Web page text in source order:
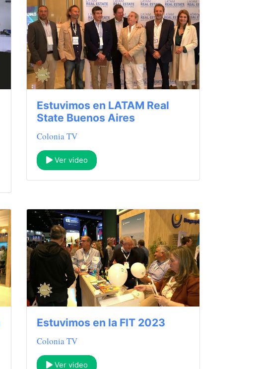
Estuvimos en LATAM Real
State Buenos Aires
Colonia TV
Ver video
Estuvimos en la FIT 2023
Colonia TV
Ver video